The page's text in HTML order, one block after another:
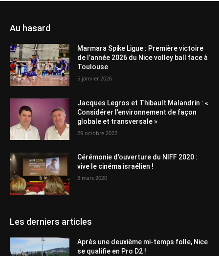
Au hasard
Marmara Spike Ligue : Première victoire
de l’année 2026 du Nice volley ball face à
Toulouse
5 janvier 2026
Jacques Legros et Thibault Malandrin : «
Considérer l’environnement de façon
globale et transversale »
29 octobre 2022
Cérémonie d’ouverture du NIFF 2020 :
vive le cinéma israélien !
3 mars 2020
Les derniers articles
Après une deuxième mi-temps folle, Nice
se qualifie en Pro D2 !